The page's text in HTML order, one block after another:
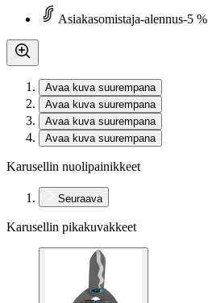
Asiakasomistaja-alennus-5 %
Avaa kuva suurempana
Avaa kuva suurempana
Avaa kuva suurempana
Avaa kuva suurempana
Karusellin nuolipainikkeet
Seuraava
Karusellin pikakuvakkeet